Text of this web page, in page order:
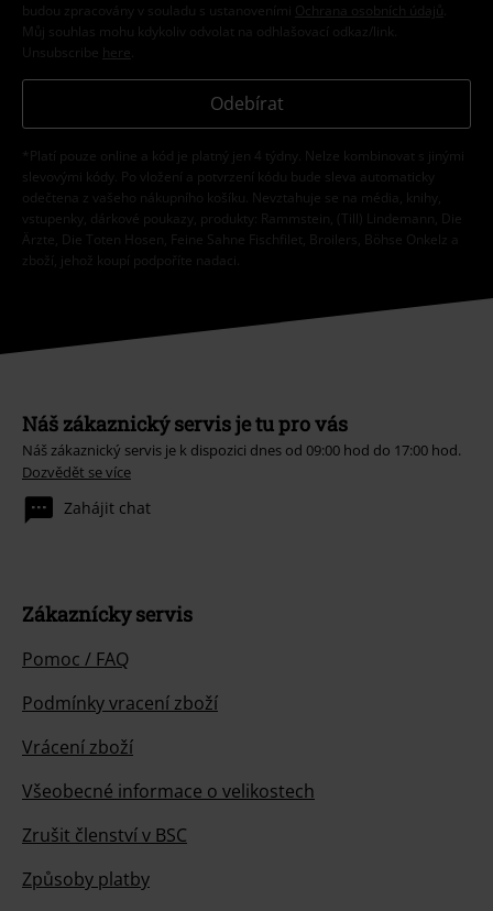
budou zpracovány v souladu s ustanoveními
Ochrana osobních údajů
Můj souhlas mohu kdykoliv odvolat na odhlašovací odkaz/link.
Unsubscribe here
Odebírat
*Platí pouze online a kód je platný jen 4 týdny. Nelze kombinovat s jinými
slevovými kódy. Po vložení a potvrzení kódu bude sleva automaticky
odečtena z vašeho nákupního košíku. Nevztahuje se na média, knihy,
vstupenky, dárkové poukazy, produkty: Rammstein, (Till) Lindemann, Die
Ärzte, Die Toten Hosen, Feine Sahne Fischfilet, Broilers, Böhse Onkelz a
zboží, jehož koupí podpoříte nadaci.
Náš zákaznický servis je tu pro vás
Náš zákaznický servis je k dispozici dnes od 09:00 hod do 17:00 hod.
Dozvědět se více
Zahájit chat
Zákaznícky servis
Pomoc / FAQ
Podmínky vracení zboží
Vrácení zboží
Všeobecné informace o velikostech
Zrušit členství v BSC
Způsoby platby